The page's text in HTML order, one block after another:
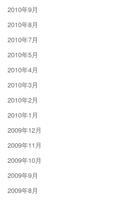
2010年9月
2010年8月
2010年7月
2010年5月
2010年4月
2010年3月
2010年2月
2010年1月
2009年12月
2009年11月
2009年10月
2009年9月
2009年8月